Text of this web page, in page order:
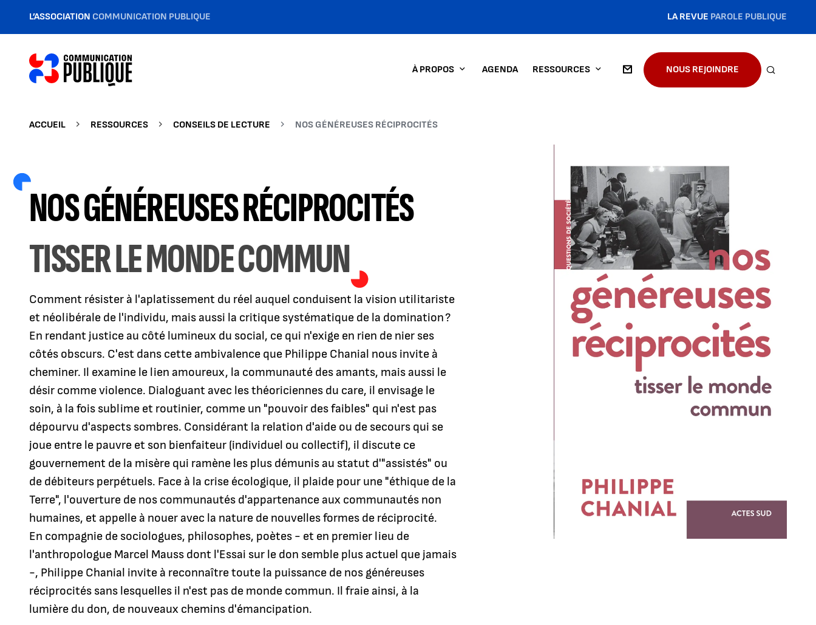
L’ASSOCIATION COMMUNICATION PUBLIQUE LA REVUE PAROLE PUBLIQUE
À PROPOS AGENDA RESSOURCES NOUS REJOINDRE
ACCUEIL RESSOURCES CONSEILS DE LECTURE NOS GÉNÉREUSES RÉCIPROCITÉS
NOS GÉNÉREUSES RÉCIPROCITÉS
TISSER LE MONDE COMMUN
Comment résister à l'aplatissement du réel auquel conduisent la vision utilitariste
et néolibérale de l'individu, mais aussi la critique systématique de la domination ?
En rendant justice au côté lumineux du social, ce qui n'exige en rien de nier ses
côtés obscurs. C'est dans cette ambivalence que Philippe Chanial nous invite à
cheminer. Il examine le lien amoureux, la communauté des amants, mais aussi le
désir comme violence. Dialoguant avec les théoriciennes du care, il envisage le
soin, à la fois sublime et routinier, comme un "pouvoir des faibles" qui n'est pas
dépourvu d'aspects sombres. Considérant la relation d'aide ou de secours qui se
joue entre le pauvre et son bienfaiteur (individuel ou collectif), il discute ce
gouvernement de la misère qui ramène les plus démunis au statut d'"assistés" ou
de débiteurs perpétuels. Face à la crise écologique, il plaide pour une "éthique de la
Terre", l'ouverture de nos communautés d'appartenance aux communautés non
humaines, et appelle à nouer avec la nature de nouvelles formes de réciprocité.
En compagnie de sociologues, philosophes, poètes - et en premier lieu de
l'anthropologue Marcel Mauss dont l'Essai sur le don semble plus actuel que jamais
-, Philippe Chanial invite à reconnaître toute la puissance de nos généreuses
réciprocités sans lesquelles il n'est pas de monde commun. Il fraie ainsi, à la
lumière du don, de nouveaux chemins d'émancipation.